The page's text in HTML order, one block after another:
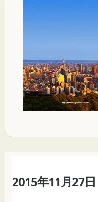
2015年11月27日